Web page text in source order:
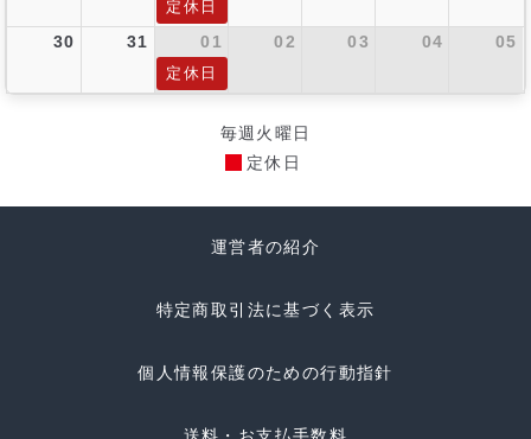
定休日
30 31 01 02 03 04 05
定休日
毎週火曜日
定休日
運営者の紹介
特定商取引法に基づく表示
個人情報保護のための行動指針
送料・お支払手数料